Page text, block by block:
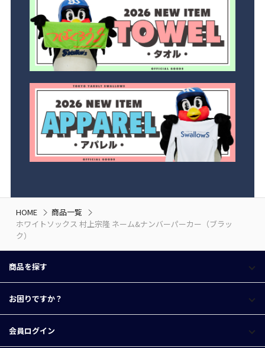
HOME
商品一覧
ホワイトソックス 村上宗隆 ネーム&ナンバーパーカー（ブラッ
ク）
商品を探す
お困りですか？
会員ログイン